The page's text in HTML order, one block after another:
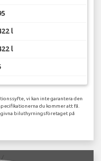
l
l
vi kan inte garantera den
du kommer att få.
biluthyrningsföretaget på